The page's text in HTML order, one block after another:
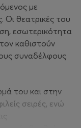
με
Οι θεατρικές του
εσωτερικότητα
καθιστούν
συναδέλφους
του και στην
σειρές, ενώ